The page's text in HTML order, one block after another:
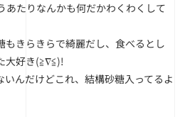
あたりなんかも何だかわくわくして
もきらきらで綺麗だし、食べるとし
大好き(≧∇≦)!
んだけどこれ、結構砂糖入ってるよ